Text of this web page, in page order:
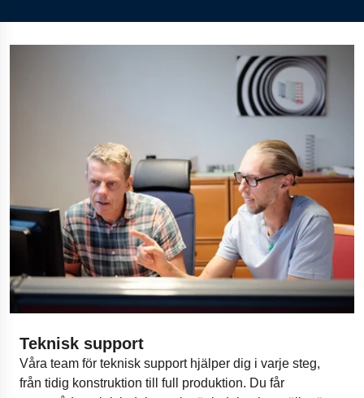
Teknisk support
Våra team för teknisk support hjälper dig i varje steg,
från tidig konstruktion till full produktion. Du får